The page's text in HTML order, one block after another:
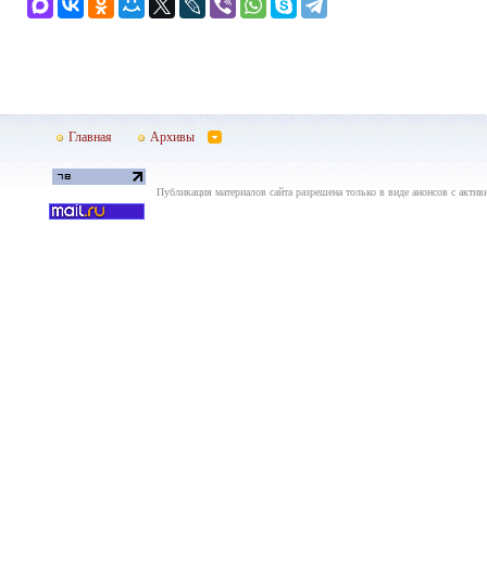
Главная Архивы
Публикация материалов сайта разрешена только в виде анонсов с